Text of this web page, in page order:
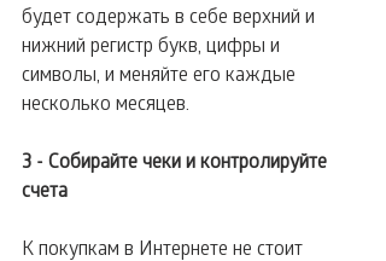
будет содержать в себе верхний и
нижний регистр букв, цифры и
символы, и меняйте его каждые
несколько месяцев.
3 - Собирайте чеки и контролируйте
счета
К покупкам в Интернете не стоит